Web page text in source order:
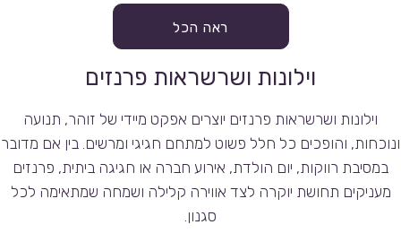
ראה הכל
וילונות ושרשראות פרנזים
וילונות ושרשראות פרנזים יוצרים אפקט מיידי של זוהר, תנועה
ונוכחות, והופכים כל חלל פשוט למתחם חגיגי ומרשים. בין אם מדובר
במסיבת רווקות, יום הולדת, אירוע חברה או חגיגה ביתית, פרנזים
מעניקים תחושת יוקרה לצד אווירה קלילה ושמחה שמתאימה לכל
סגנון.